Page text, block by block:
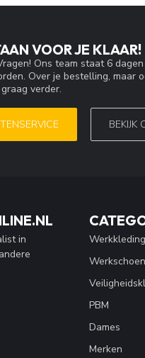
VOOR JE KLAAR!
Ons team staat 6
Over je bestelling, maar
verder.
BEKIJK
in
Werkkleding
PBM
Dames
Merken